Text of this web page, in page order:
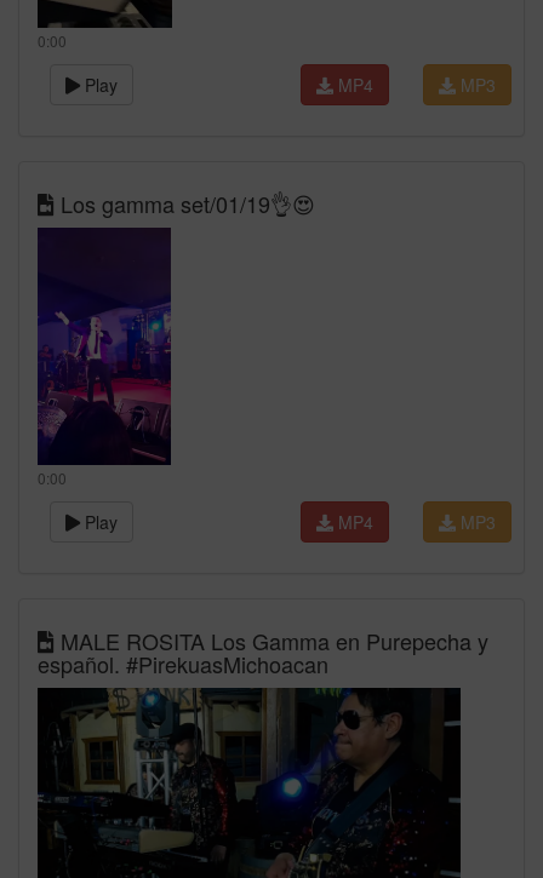
0:00
Play MP3
MP4
Los gamma set/01/19👌😍
0:00
Play MP3
MP4
MALE ROSITA Los Gamma en Purepecha y
español. #PirekuasMichoacan